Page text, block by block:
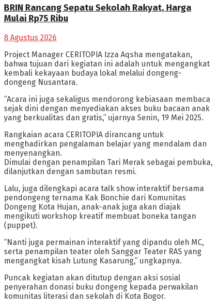
BRIN Rancang Sepatu Sekolah Rakyat, Harga
Mulai Rp75 Ribu
8 Agustus 2026
Project Manager CERITOPIA Izza Aqsha mengatakan,
bahwa tujuan dari kegiatan ini adalah untuk mengangkat
kembali kekayaan budaya lokal melalui dongeng-
dongeng Nusantara.
“Acara ini juga sekaligus mendorong kebiasaan membaca
sejak dini dengan menyediakan akses buku bacaan anak
yang berkualitas dan gratis,” ujarnya Senin, 19 Mei 2025.
Rangkaian acara CERITOPIA dirancang untuk
menghadirkan pengalaman belajar yang mendalam dan
menyenangkan.
Dimulai dengan penampilan Tari Merak sebagai pembuka,
dilanjutkan dengan sambutan resmi.
Lalu, juga dilengkapi acara talk show interaktif bersama
pendongeng ternama Kak Bonchie dari Komunitas
Dongeng Kota Hujan, anak-anak juga akan diajak
mengikuti workshop kreatif membuat boneka tangan
(puppet).
“Nanti juga permainan interaktif yang dipandu oleh MC,
serta penampilan teater oleh Sanggar Teater RAS yang
mengangkat kisah Lutung Kasarung,” ungkapnya.
Puncak kegiatan akan ditutup dengan aksi sosial
penyerahan donasi buku dongeng kepada perwakilan
komunitas literasi dan sekolah di Kota Bogor.